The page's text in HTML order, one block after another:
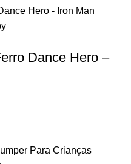
Dance Hero –